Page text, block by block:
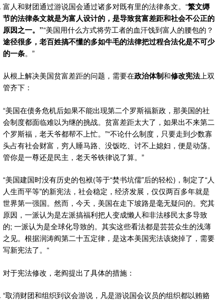
富人和财团通过游说国会通过诸多对既有里的法律条文。“繁文缛
节的法律条文就是为富人设计的，是导致贫富差距和社会不公正的
原因之一。”“美国用什么方式将劳工者的血汗饯到富人的腰包的？
途径很多，老百姓搞不懂的多如牛毛的法律把过程合法化是不可少
的一条。”
从根上解决美国贫富差距的问题，需要在政治体制和修改宪法上双
管齐下：
“美国在债务危机后如果不能出现第二个罗斯福新政，那美国的社
会制度都面临难以为继的挑战。贫富差距太大了，如果出不来第二
个罗斯福，老天爷都帮不上忙。”“不论什么制度，只要走到少数寡
头占有社会财富，穷人睡马路、没饭吃、讨不上媳妇，便是动荡。
管你是一尊还是民主，老天爷铁律说了算。”
“美国建国时没有历史的包袱(等于“焚书坑儒”后的轻松)，制定了“人
人生而平等”的新宪法，社会稳定，经济发展，仅仅两百多年就是
世界第一强国。然而，今天，美国在走下坡路是毫无疑问的。究其
原因，一派认为是左派搞福利把人变成懒人和非法移民太多导致
的; 一派认为是全球化导致的。其实这些看法都是芸芸众生的浅薄
之见。根据润涛阎第二十五定律，是这本美国宪法该烧掉了，需要
写新宪法了。“
对于宪法修改，老阎提出了具体的措施：
“取消财团和组织到议会游说，凡是游说国会议员的组织都以贿赂